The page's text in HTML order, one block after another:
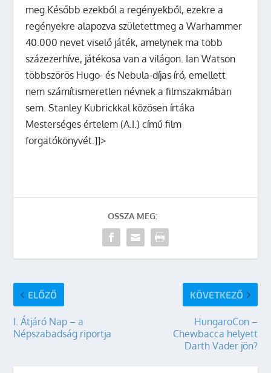
meg.Később ezekből a regényekből, ezekre a
regényekre alapozva születettmeg a Warhammer
40.000 nevet viselő játék, amelynek ma több
százezerhíve, játékosa van a világon. Ian Watson
többszörös Hugo- és Nebula-díjas író, emellett
nem számítismeretlen névnek a filmszakmában
sem. Stanley Kubrickkal közösen írtáka
Mesterséges értelem (A.I.) című film
forgatókönyvét.]]>
OSSZA MEG:
ELŐZŐ
I. Átjáró Nap – a
Népszabadság riportja
KÖVETKEZŐ
HungaroCon –
Chewbacca helyett
Darth Vader jön?